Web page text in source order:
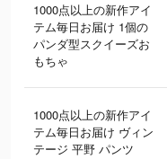
1000点以上の新作アイ
テム毎日お届け 1個の
パンダ型スクイーズお
もちゃ
1000点以上の新作アイ
テム毎日お届け ヴィン
テージ 平野 パンツ